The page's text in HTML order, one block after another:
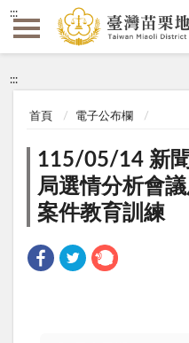
:::
:::
首頁 電子公布欄
115/05/14 新
局選情分析會
案件教育訓練